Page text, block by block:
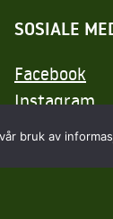
SOSIALE
Facebook
Instagram
bruk av